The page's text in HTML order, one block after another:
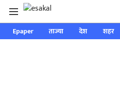
Epaper ताज्या देश शहर